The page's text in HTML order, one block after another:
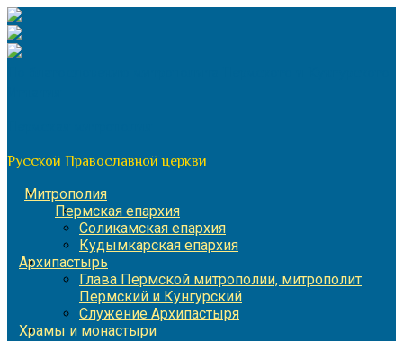
Перейти
к
содержимому
Русской Православной церкви
Митрополия
Пермская епархия
Соликамская епархия
Кудымкарская епархия
Архипастырь
Глава Пермской митрополии, митрополит
Пермский и Кунгурский
Служение Архипастыря
Храмы и монастыри